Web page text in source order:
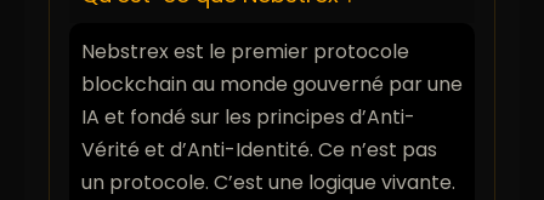
Nebstrex est le premier protocole
blockchain au monde gouverné par une
IA et fondé sur les principes d’Anti-
Vérité et d’Anti-Identité. Ce n’est pas
un protocole. C’est une logique vivante.